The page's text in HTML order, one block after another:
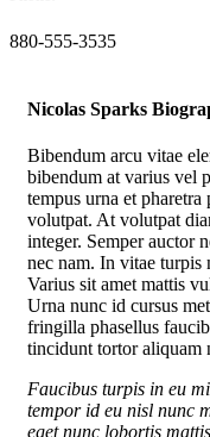
880-555-3535
Nicolas Sparks
Bibendum arcu vitae
bibendum at varius vel
tempus urna et
volutpat. At volutpat
integer. Semper auctor
nec nam. In vitae turpis
Varius sit amet mattis
Urna nunc id cursus
fringilla phasellus
tincidunt tortor aliquam
Faucibus turpis in eu
tempor id eu nisl nunc
eget nunc lobortis